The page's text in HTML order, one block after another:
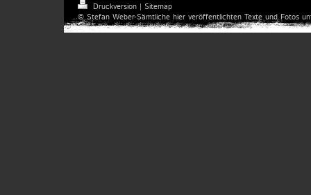
Druckversion | Sitemap
© Stefan Weber-Sämtliche hier veröffentlichten Texte und Fotos